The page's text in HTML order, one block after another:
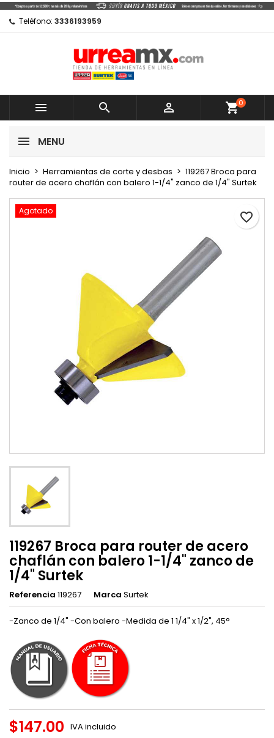
Teléfono: 3336193959
   shopping_cart0
MENU
Inicio Herramientas de corte y desbas
119267 Broca para
router de acero chaflán con balero 1-1/4" zanco de 1/4" Surtek
favorite_border
Agotado
119267 Broca para router de acero
chaflán con balero 1-1/4" zanco de
1/4" Surtek
Referencia 119267 Marca Surtek
-Zanco de 1/4" -Con balero -Medida de 1 1/4" x 1/2", 45°
$147.00 IVA incluido
Mi lista de regalos
Crear nueva lista
Crear lista de deseos
Nombre de la lista de deseos
Cancelar
Iniciar sesión
Debe iniciar sesión para guardar productos en su
lista de deseos.
Cancelar
Iniciar sesión